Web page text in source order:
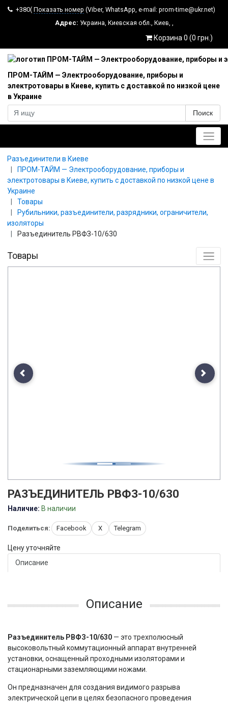
+380( Показать номер (Viber, WhatsApp, e-mail: prom-time@ukr.net)
Адрес: Украина, Киевская обл., Киев, ,
Корзина 0 (0 грн.)
ПРОМ-ТАЙМ — Электрооборудование, приборы и
электротовары в Киеве, купить с доставкой по низкой цене
в Украине
Поиск
Разъединители в Киеве
ПРОМ-ТАЙМ — Электрооборудование, приборы и
электротовары в Киеве, купить с доставкой по низкой цене в
Украине
Товары
Рубильники, разъединители, разрядники, ограничители,
изоляторы
Разъединитель РВФЗ-10/630
Товары
Previous Next
РАЗЪЕДИНИТЕЛЬ РВФЗ-10/630
Наличие: В наличии
Поделиться: Facebook X Telegram
Цену уточняйте
Описание
Описание
Разъединитель РВФЗ-10/630 — это трехполюсный
высоковольтный коммутационный аппарат внутренней
установки, оснащенный проходными изоляторами и
стационарными заземляющими ножами.
Он предназначен для создания видимого разрыва
электрической цепи в целях безопасного проведения